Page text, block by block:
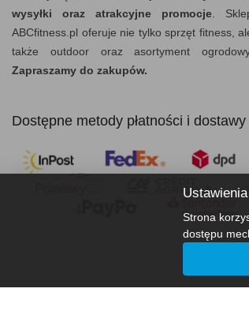
wysyłki oraz atrakcyjne promocje .
ABCfitness.pl oferuje nie tylko sprzęt fitness,
także outdoor oraz asortyment
Zapraszamy do zakupów.
Dostępne metody płatności i dostawy
Strona
dostępu